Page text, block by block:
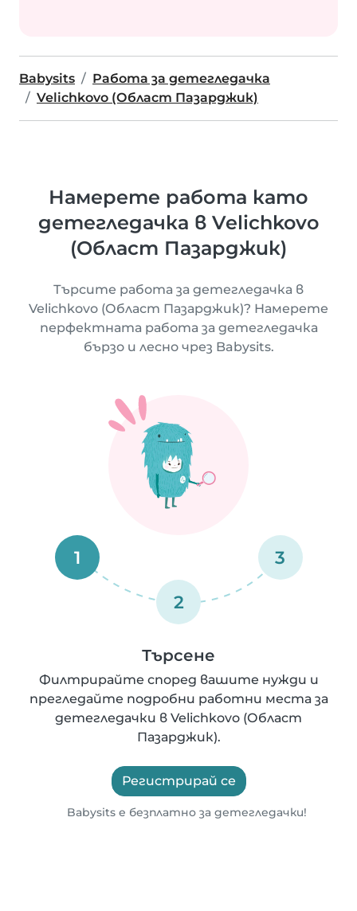
Babysits
Работа за детегледачка
Velichkovo (Област Пазарджик)
Намерете работа като
детегледачка в Velichkovo
(Област Пазарджик)
Търсите работа за детегледачка в
Velichkovo (Област Пазарджик)? Намерете
перфектната работа за детегледачка
бързо и лесно чрез Babysits.
1
2
3
Търсене
Филтрирайте според вашите нужди и
прегледайте подробни работни места за
детегледачки в Velichkovo (Област
Пазарджик).
Регистрирай се
Babysits е безплатно за детегледачки!